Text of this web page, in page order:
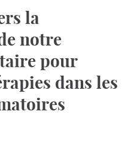
la
notre
pour
dans les